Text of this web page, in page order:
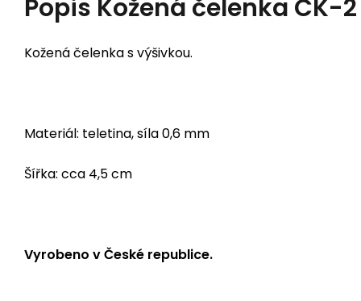
Popis Kožená čelenka CK-2
Kožená čelenka s výšivkou.
Materiál: teletina, síla 0,6 mm
Šířka: cca 4,5 cm
Vyrobeno v České republice.